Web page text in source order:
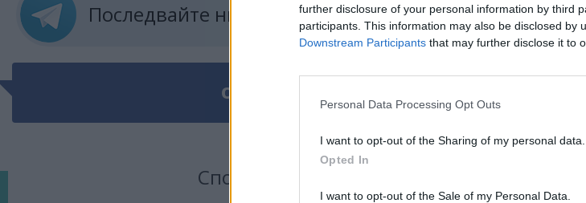
further disclosure of your personal information by third
participants. This information may also be disclosed by
Downstream Participants that may further disclose it to
Personal Data Processing Opt Outs
I want to opt-out of the Sharing of my personal data.
Opted In
I want to opt-out of the Sale of my Personal Data.
Последвайте ни в ТЕЛЕГРАМ
ОЩЕ ПО ТЕМАТА
Сподели тази статия в: